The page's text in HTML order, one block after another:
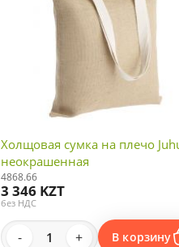
Холщовая сумка на плечо
неокрашенная
4868.66
3 346 KZT
без НДС
- + В корзину